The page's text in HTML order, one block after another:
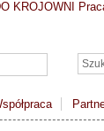
KROJOWNI